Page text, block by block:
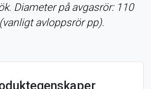
Diameter på avgasrör: 110
avloppsrör pp).